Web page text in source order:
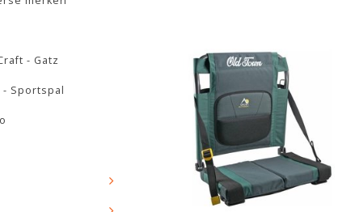
- Gatz
Sportspal